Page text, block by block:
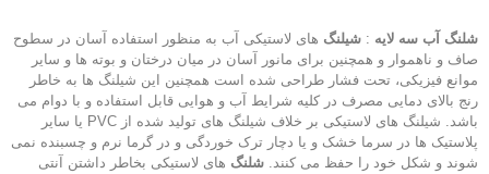
شلنگ آب سه لایه : شیلنگ های لاستیکی آب به منظور استفاده آسان در سطوح
صاف و ناهموار و همچنین برای مانور آسان در میان درختان و بوته ها و سایر
موانع فیزیکی، تحت فشار طراحی شده است همچنین این شیلنگ ها به خاطر
رنج بالای دمایی مصرف در کلیه شرایط آب و هوایی قابل استفاده و با دوام می
باشد. شیلنگ های لاستیکی بر خلاف شیلنگ های تولید شده از PVC یا سایر
پلاستیک ها در سرما خشک و یا دچار ترک خوردگی و در گرما نرم و چسبنده نمی
شوند و شکل خود را حفظ می کنند. شلنگ های لاستیکی بخاطر داشتن آنتی